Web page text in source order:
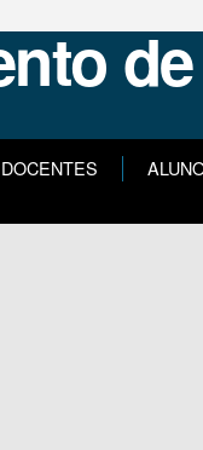
DOCENTES